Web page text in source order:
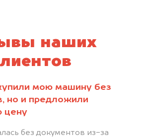
наших
мою машину без
но и предложили
цену
без документов из-за